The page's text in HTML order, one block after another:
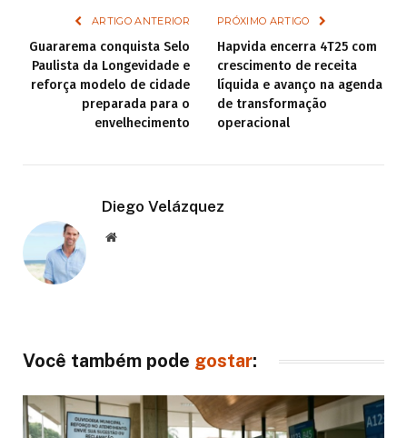
ARTIGO ANTERIOR
Guararema conquista Selo
Paulista da Longevidade e
reforça modelo de cidade
preparada para o
envelhecimento
PRÓXIMO ARTIGO
Hapvida encerra 4T25 com
crescimento de receita
líquida e avanço na agenda
de transformação
operacional
Diego Velázquez
Website
Você também pode gostar: